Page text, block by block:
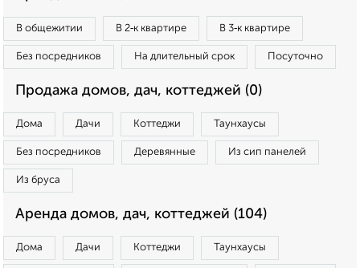
В общежитии В 2‑к квартире В 3‑к квартире
Без посредников На длительный срок Посуточно
Продажа домов, дач, коттеджей (0)
Дома Дачи Коттеджи Таунхаусы
Без посредников Деревянные Из сип панелей
Из бруса
Аренда домов, дач, коттеджей (104)
Дома Дачи Коттеджи Таунхаусы